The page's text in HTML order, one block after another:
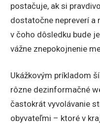
postačuje, ak si
dostatočne nepreverí a
v čoho dôsledku bude
vážne znepokojnenie
Ukážkovým príkladom
rôzne dezinformačné
častokrát vyvolávanie
obyvateľmi – ktoré v